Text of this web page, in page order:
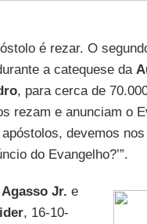
é rezar. O
a catequese da
, para cerca de
rezam e anunciam o
devemos
do Evangelho?’”.
Jr. e
, 16-10-